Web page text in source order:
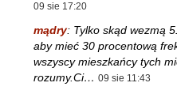
09 sie 17:20
mądry: Tylko skąd wezmą
aby mieć 30 procentową
wszyscy mieszkańcy tych
rozumy.Ci… 09 sie 11:43